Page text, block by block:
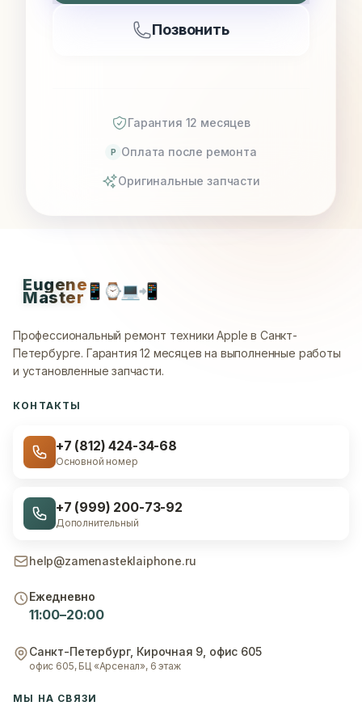
Позвонить
Гарантия 12 месяцев
P Оплата после ремонта
Оригинальные запчасти
Eugene
Master📱 ⌚💻📲
Профессиональный ремонт техники Apple в Санкт-
Петербурге. Гарантия 12 месяцев на выполненные работы
и установленные запчасти.
КОНТАКТЫ
+7 (812) 424-34-68
Основной номер
+7 (999) 200-73-92
Дополнительный
help@zamenasteklaiphone.ru
Ежедневно
11:00–20:00
Санкт-Петербург, Кирочная 9, офис 605
офис 605, БЦ «Арсенал», 6 этаж
МЫ НА СВЯЗИ